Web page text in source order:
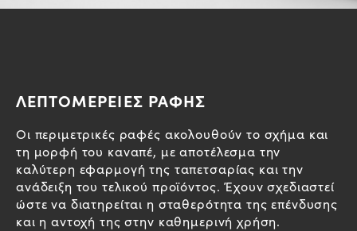
ΛΕΠΤΟΜΕΡΕΙΕΣ ΡΑΦΗΣ
Οι περιμετρικές ραφές ακολουθούν το σχήμα και
τη μορφή του καναπέ, με αποτέλεσμα την
καλύτερη εφαρμογή της ταπετσαρίας και την
ανάδειξη του τελικού προϊόντος. Έχουν σχεδιαστεί
ώστε να διατηρείται η σταθερότητα της επένδυσης
και η αντοχή της στην καθημερινή χρήση.